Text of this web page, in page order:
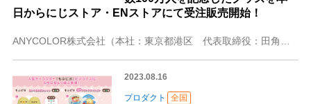
日からにじストア・ENストアにて受注販売開始！
2023.08.16
プロダクト 全国